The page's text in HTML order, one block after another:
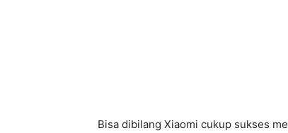
Bisa dibilang Xiaomi cukup sukses